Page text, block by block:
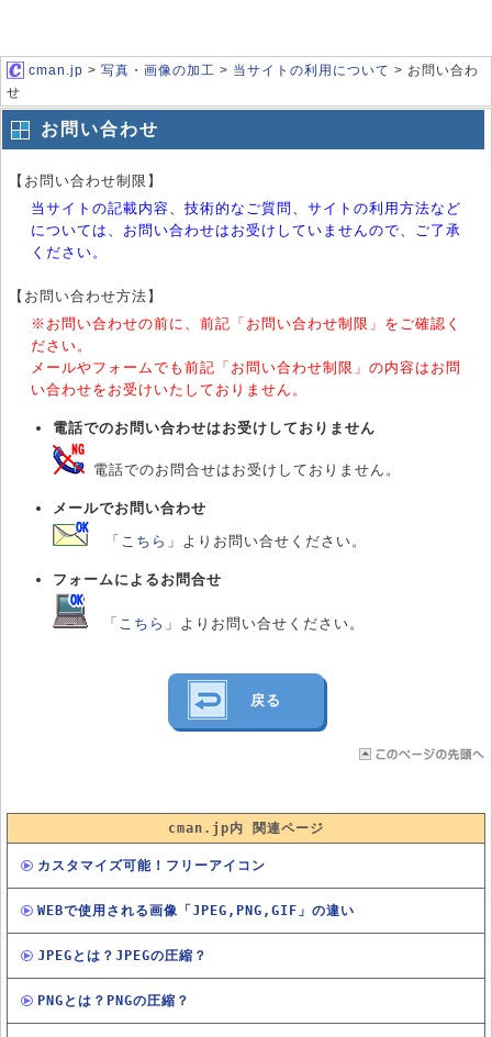
cman.jp > 写真・画像の加工 > 当サイトの利用について > お問い合わ
せ
お問い合わせ
【お問い合わせ制限】
当サイトの記載内容、技術的なご質問、サイトの利用方法など
については、お問い合わせはお受けしていませんので、ご了承
ください。
【お問い合わせ方法】
※お問い合わせの前に、前記「お問い合わせ制限」をご確認く
ださい。
メールやフォームでも前記「お問い合わせ制限」の内容はお問
い合わせをお受けいたしておりません。
電話でのお問い合わせはお受けしておりません
電話でのお問合せはお受けしておりません。
メールでお問い合わせ
「 こちら 」よりお問い合せください。
フォームによるお問合せ
「 こちら 」よりお問い合せください。
戻る
cman.jp内 関連ページ
カスタマイズ可能！フリーアイコン
WEBで使用される画像「JPEG,PNG,GIF」の違い
JPEGとは？JPEGの圧縮？
PNGとは？PNGの圧縮？